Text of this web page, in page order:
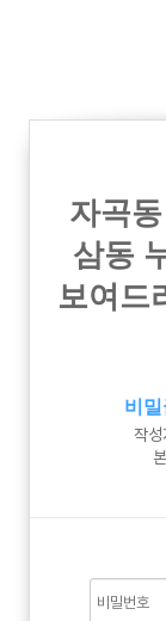
자곡
삼동
보여드
비
작